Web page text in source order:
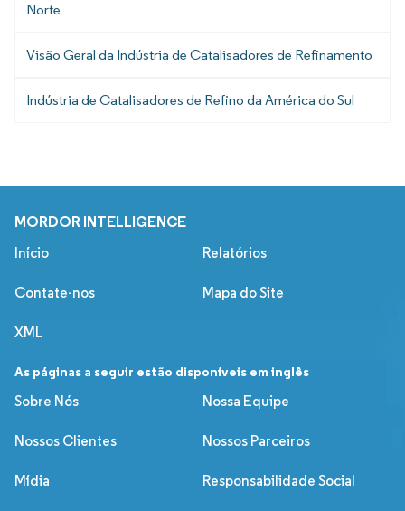
Norte
Visão Geral da Indústria de Catalisadores de Refinamento
Indústria de Catalisadores de Refino da América do Sul
MORDOR INTELLIGENCE
Início Relatórios
Contate-nos Mapa do Site
XML
As páginas a seguir estão disponíveis em inglês
Sobre Nós
Nossa Equipe
Nossos Clientes Nossos Parceiros
Mídia Responsabilidade Social